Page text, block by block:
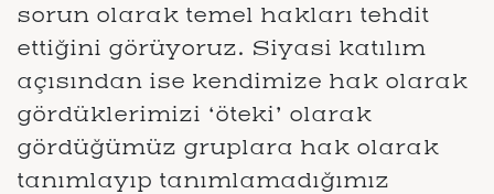
sorun olarak temel hakları tehdit
ettiğini görüyoruz. Siyasi katılım
açısından ise kendimize hak olarak
gördüklerimizi ‘öteki’ olarak
gördüğümüz gruplara hak olarak
tanımlayıp tanımlamadığımız